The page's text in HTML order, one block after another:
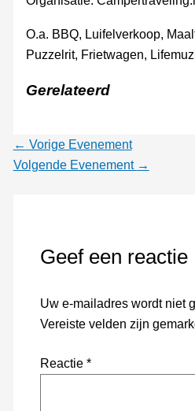
O.a. BBQ, Luifelverkoop,
Puzzelrit, Frietwagen,
Gerelateerd
← Vorige Evenement
Volgende Evenement →
Geef een reactie
Uw e-mailadres wordt niet
Vereiste velden zijn
Reactie *